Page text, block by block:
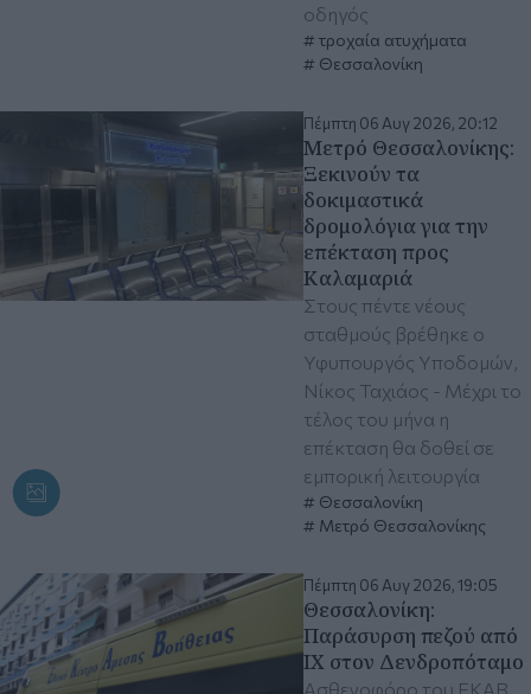
οδηγός
τροχαία ατυχήματα
Θεσσαλονίκη
Πέμπτη 06 Αυγ 2026, 20:12
Μετρό Θεσσαλονίκης:
Ξεκινούν τα
δοκιμαστικά
δρομολόγια για την
επέκταση προς
Καλαμαριά
Στους πέντε νέους
σταθμούς βρέθηκε ο
Υφυπουργός Υποδομών,
Νίκος Ταχιάος - Μέχρι το
τέλος του μήνα η
επέκταση θα δοθεί σε
εμπορική λειτουργία
Θεσσαλονίκη
Μετρό Θεσσαλονίκης
Πέμπτη 06 Αυγ 2026, 19:05
Θεσσαλονίκη:
Παράσυρση πεζού από
ΙΧ στον Δενδροπόταμο
Ασθενοφόρο του ΕΚΑΒ